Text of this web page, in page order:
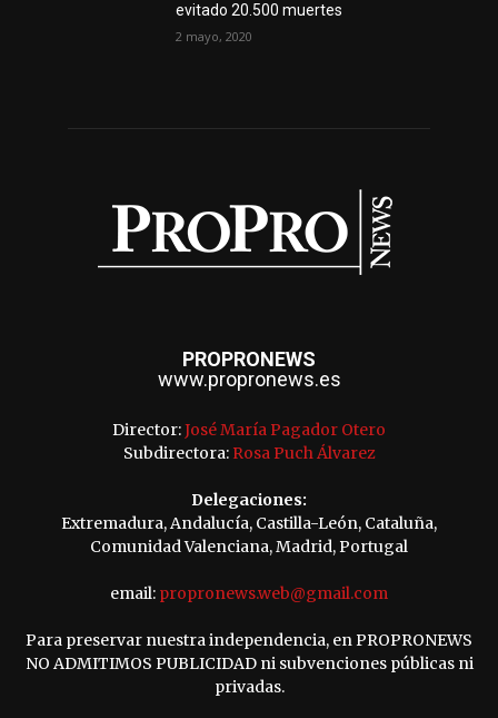
evitado 20.500 muertes
2 mayo, 2020
PROPRONEWS
www.propronews.es
Director:José María Pagador Otero
Subdirectora: Rosa Puch Álvarez
Delegaciones:
Extremadura, Andalucía, Castilla-León, Cataluña,
Comunidad Valenciana, Madrid, Portugal
email: propronews.web@gmail.com
Para preservar nuestra independencia, en PROPRONEWS
NO ADMITIMOS PUBLICIDAD ni subvenciones públicas ni
privadas.